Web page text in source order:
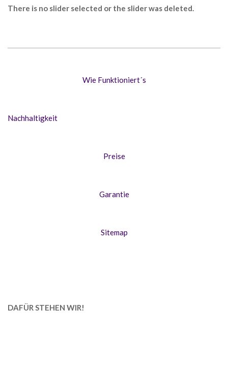
There is no slider selected or the slider was deleted.
Wie Funktioniert´s
Nachhaltigkeit
Preise
Garantie
Sitemap
DAFÜR STEHEN WIR!